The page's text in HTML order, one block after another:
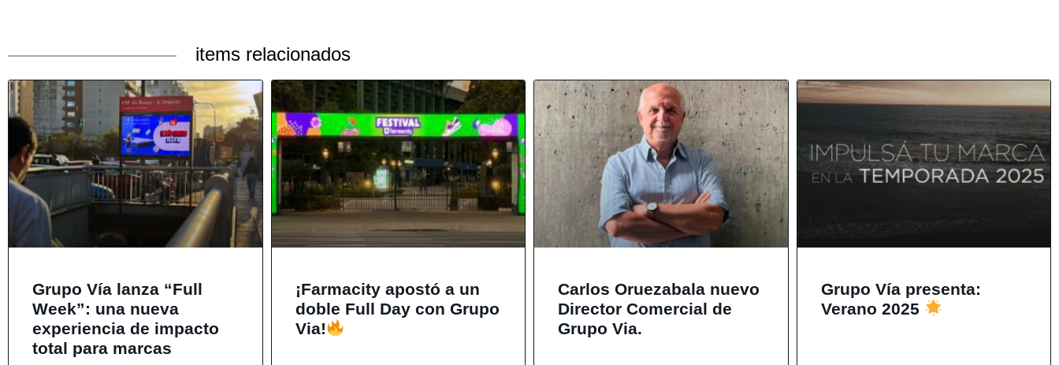
items relacionados
Grupo Vía lanza “Full
Week”: una nueva
experiencia de impacto
total para marcas
¡Farmacity apostó a un
doble Full Day con Grupo
Via!
Carlos Oruezabala nuevo
Director Comercial de
Grupo Via.
Grupo Vía presenta:
Verano 2025